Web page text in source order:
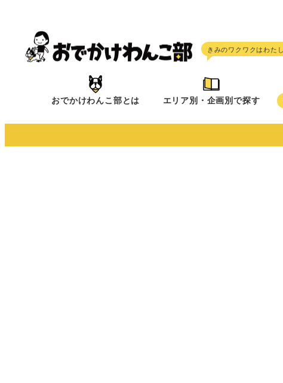
へ
おでかけわんこ部とは エリア別・企画別で探す